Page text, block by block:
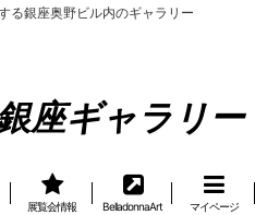
る銀座奥野ビル内のギャラリー
座ギャラリー
展覧会情報 BelladonnaArt マイページ